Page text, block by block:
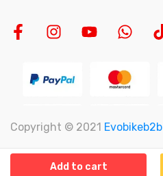
Add to cart
Copyright © 2021 Evobikeb2b